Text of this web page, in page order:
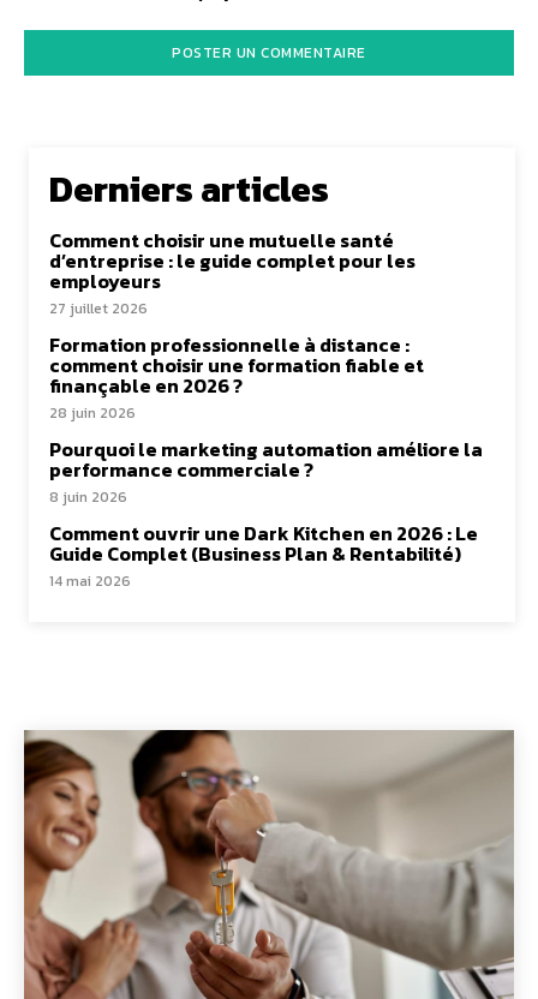
Derniers articles
Comment choisir une mutuelle santé
d’entreprise : le guide complet pour les
employeurs
27 juillet 2026
Formation professionnelle à distance :
comment choisir une formation fiable et
finançable en 2026 ?
28 juin 2026
Pourquoi le marketing automation améliore la
performance commerciale ?
8 juin 2026
Comment ouvrir une Dark Kitchen en 2026 : Le
Guide Complet (Business Plan & Rentabilité)
14 mai 2026